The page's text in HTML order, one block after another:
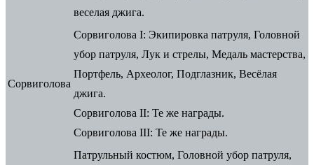
веселая джига.
Сорвиголова
Сорвиголова I: Экипировка патруля, Головной
убор патруля, Лук и стрелы, Медаль мастерства,
Портфель, Археолог, Подглазник, Весёлая
джига.
Сорвиголова II: Те же награды.
Сорвиголова III: Те же награды.
Патрульный костюм, Головной убор патруля,